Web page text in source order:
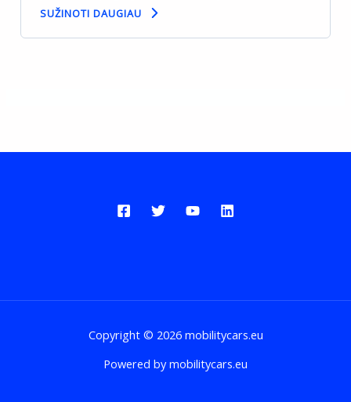
SUŽINOTI DAUGIAU
Copyright © 2026 mobilitycars.eu
Powered by mobilitycars.eu